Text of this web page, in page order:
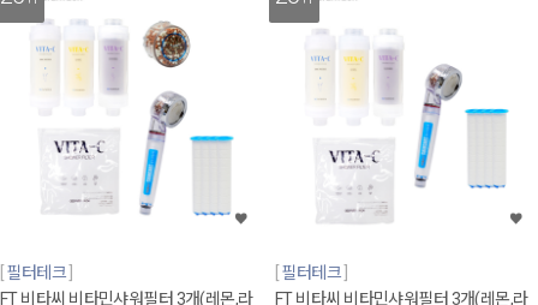
필터테크
FT 비타씨 비타민샤워필터 3개(레몬,라
필터테크
FT 비타씨 비타민샤워필터 3개(레몬,라